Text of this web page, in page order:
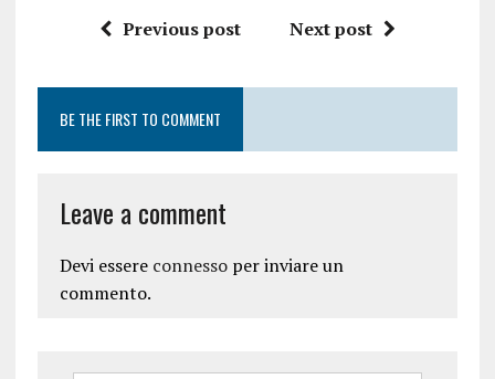
Previous post Next post
BE THE FIRST TO COMMENT
Leave a comment
Devi essere connessoper inviare un
commento.